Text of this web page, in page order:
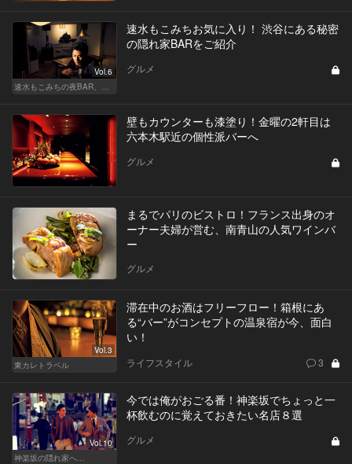
Vol.6
速水もこみちお気に入り！ 渋谷にある秘密
の隠れ家BARをご紹介
グルメ
壁もカウンターも漆塗り！金曜の2軒目は
六本木駅近の個性派バーへ
グルメ
まるでパリのビストロ！フランス出身のオ
ーナー夫婦が営む、南青山の人気ワインバ
ー
グルメ
Vol.3
東カレトラベル
滞在中のお酒はフリーフロー！箱根にあ
る“バー”がコンセプトの温泉宿が今、面白
い！
ライフスタイル 3
Vol.10
神楽坂の隠れ家へ…
今では俺がおごる番！神楽坂でちょっと一
杯飲むのに覚えておきたい名店８選
グルメ